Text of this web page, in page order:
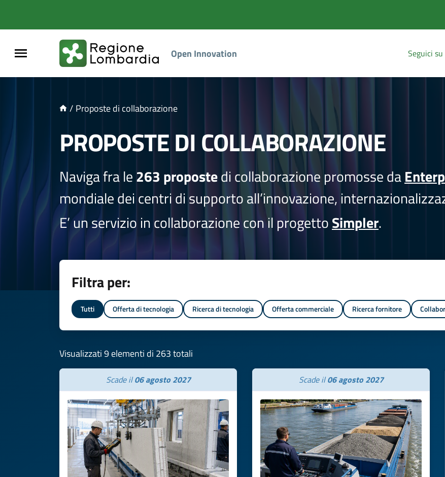
Open Innovation Seguici su
/ Proposte di collaborazione
PROPOSTE DI COLLABORAZIONE
Naviga fra le263 propostedi collaborazione promosse da
mondiale dei centri di supporto all’innovazione,
E’ un servizio in collaborazione con il progettoSimpler.
Filtra per:
Tutti Offerta di tecnologia Ricerca di tecnologia Offerta commerciale Ricerca fornitore
Visualizzati 9 elementi di 263 totali
Scade il06 agosto 2027 Scade il06 agosto 2027